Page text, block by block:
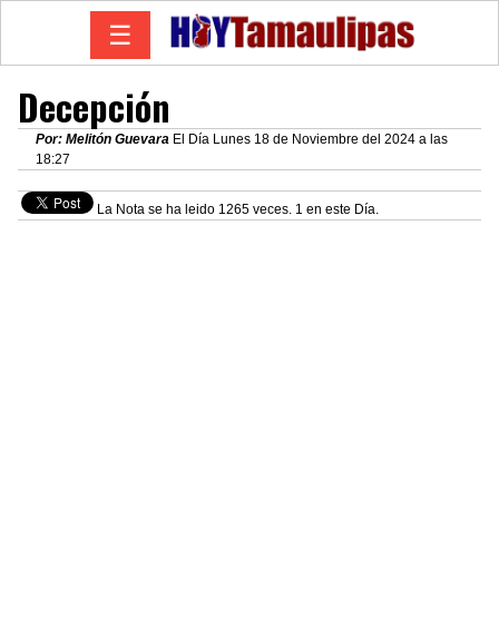
☰
Decepción
Por: Melitón Guevara El Día Lunes 18 de Noviembre del 2024 a las
18:27
La Nota se ha leido 1265 veces. 1 en este Día.